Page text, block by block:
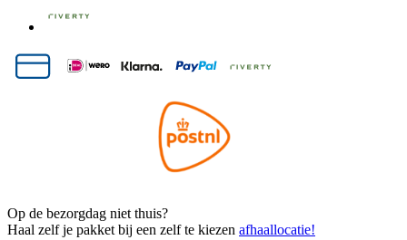
Op de bezorgdag niet thuis?
Haal zelf je pakket bij een zelf te kiezen afhaallocatie!